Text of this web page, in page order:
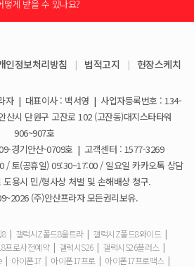
KT스토어 공식 신청서 작성 관련 자주 묻는 질문
예약 공지사항
예약 공지사항
떻게 받을 수 있나요?
로 구매도 가능한가요?
언제할 수 있나요?
어떻게 등록 하나요?
불량이면 어떻게 하나요?
은 어떻게 되나요?
인정보처리방침 | 법적고지 | 현장스케치
자 | 대표이사 : 백서영 | 사업자등록번호 : 134-
산시 단원구 고잔로 102 (고잔동)대지스타타워
906~907호
경기안산-0709호 | 고객센터 : 1577-3269
/ 토(공휴일) 09:30~17:00 / 일요일 카카오톡 상담
도용시 민/형사상 처벌 및 손해배상 청구.
(주)안산프라자 모든권리보유.
8 | 갤럭시Z폴드8울트라 | 갤럭시Z폴드8와이드 |
프로사전예약 | 갤럭시S26 | 갤럭시S26플러스 |
| 아이폰17 | 아이폰17프로 | 아이폰17프로맥스 |